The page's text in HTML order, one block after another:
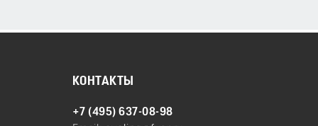
КОНТАКТЫ
+7 (495) 637-08-98